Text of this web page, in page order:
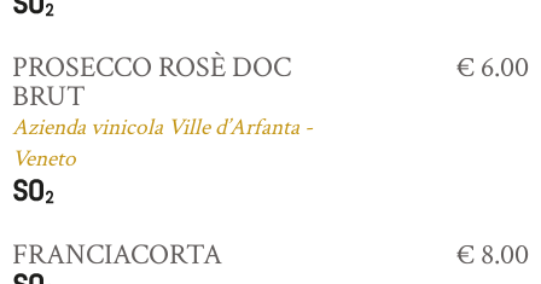
PROSECCO ROSÈ DOC
BRUT
Azienda vinicola Ville d’Arfanta -
Veneto
€ 6.00
FRANCIACORTA € 8.00